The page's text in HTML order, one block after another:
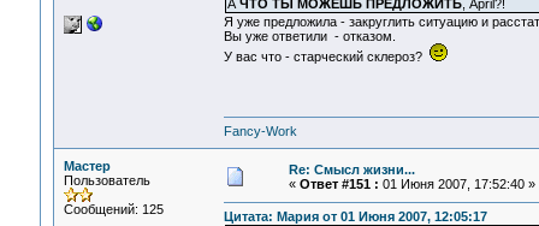
А ЧТО ТЫ МОЖЕШЬ ПРЕДЛОЖИТЬ, April?!
Я уже предложила - закруглить ситуацию и
Вы уже ответили - отказом.
У вас что - старческий склероз?
Fancy-Work
Мастер
Пользователь
Сообщений: 125
Re: Смысл жизни...
« Ответ #151 : 01 Июня 2007, 17:52:40 »
Цитата: Мария от 01 Июня 2007, 12:05:17